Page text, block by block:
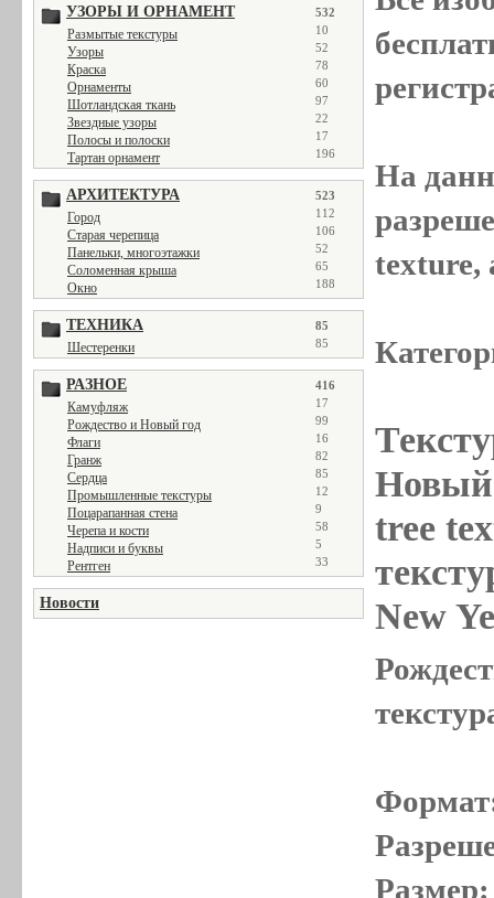
УЗОРЫ И ОРНАМЕНТ 532
Размытые текстуры 10
Узоры 52
Краска 78
Орнаменты 60
Шотландская ткань 97
Звездные узоры 22
Полосы и полоски 17
Тартан орнамент 196
АРХИТЕКТУРА 523
Город 112
Старая черепица 106
Панельки, многоэтажки 52
Соломенная крыша 65
Окно 188
ТЕХНИКА 85
Шестеренки 85
РАЗНОЕ 416
Камуфляж 17
Рождество и Новый год 99
Флаги 16
Гранж 82
Сердца 85
Промышленные текстуры 12
Поцарапанная стена 9
Черепа и кости 58
Надписи и буквы 5
Рентген 33
Новости
На
texture,
Новый
tree
New